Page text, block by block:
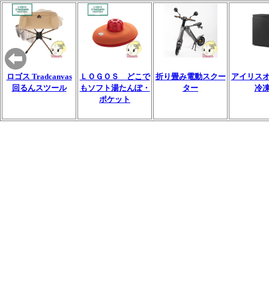
ロゴス Tradcanvas
回るんスツール
ＬＯＧＯＳ どこで
もソフト湯たんぽ・
ポケット
折り畳み電動スクー
ター
アイリス
冷